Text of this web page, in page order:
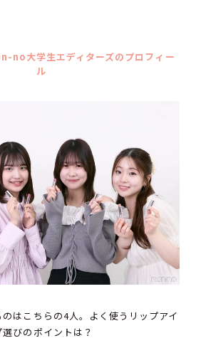
no大学生エディターズのプロフィー
ル
はこちらの4人。よく使うリップアイ
びのポイントは？